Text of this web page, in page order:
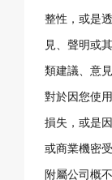
整性，或是
見、聲明或
類建議、意
對於因您使
損失，或是
或商業機密
附屬公司概